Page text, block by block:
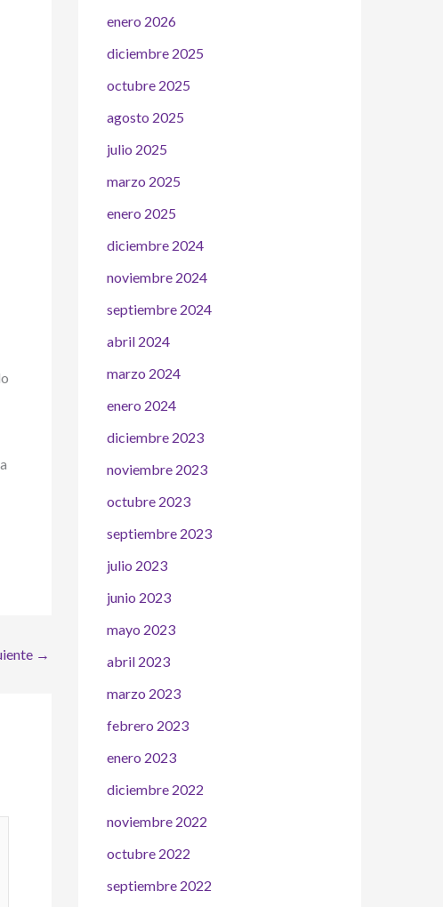
→
enero 2026
diciembre 2025
octubre 2025
agosto 2025
julio 2025
marzo 2025
enero 2025
diciembre 2024
noviembre 2024
septiembre 2024
abril 2024
marzo 2024
enero 2024
diciembre 2023
noviembre 2023
octubre 2023
septiembre 2023
julio 2023
junio 2023
mayo 2023
abril 2023
marzo 2023
febrero 2023
enero 2023
diciembre 2022
noviembre 2022
octubre 2022
septiembre 2022